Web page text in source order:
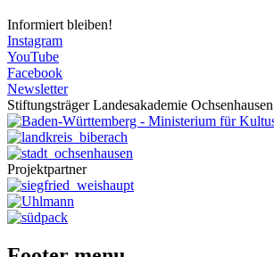
Informiert bleiben!
Instagram
YouTube
Facebook
Newsletter
Stiftungsträger Landesakademie Ochsenhausen
Projektpartner